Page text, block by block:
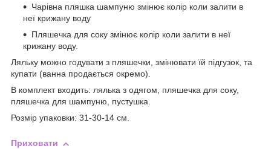
Чарівна пляшка шампуню змінює колір коли залити в
неї крижану воду
Пляшечка для соку змінює колір коли залити в неї
крижану воду.
Ляльку можно годувати з пляшечки, змінювати їй підгузок, та
купати (ванна продається окремо).
В комплект входить: лялька з одягом, пляшечка для соку,
пляшечка для шампуню, пустушка.
Розмір упаковки: 31-30-14 см.
Приховати